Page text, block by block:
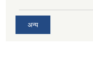
अन्य